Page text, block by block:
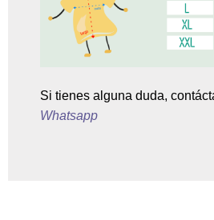
Si tienes alguna duda,
Whatsapp